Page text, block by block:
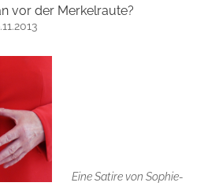
vor der Merkelraute?
Eine Satire von Sophie-